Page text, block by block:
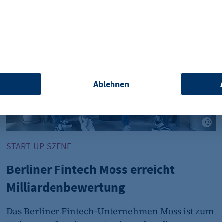
et_oi_v2
etracker GmbH
Opt-In Cookie speichert die Entscheidung des
Kunden das Tracking Opt-In ausgespielt wird. Wird auch
Out verwendet.
"no" - 50 Jahre "yes" - 480 Tage
Ablehnen
START-UP-SZENE
Berliner Fintech Moss erreicht
Milliardenbewertung
Das Berliner Fintech-Unternehmen Moss ist zum